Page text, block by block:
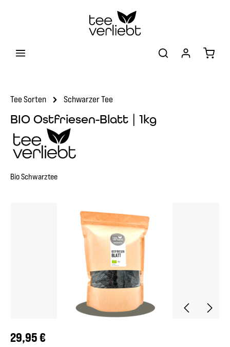
Tee Sorten Schwarzer Tee
BIO Ostfriesen-Blatt | 1kg
Bio Schwarztee
Bildergalerie überspringen
Regulärer Preis:
29,95 €